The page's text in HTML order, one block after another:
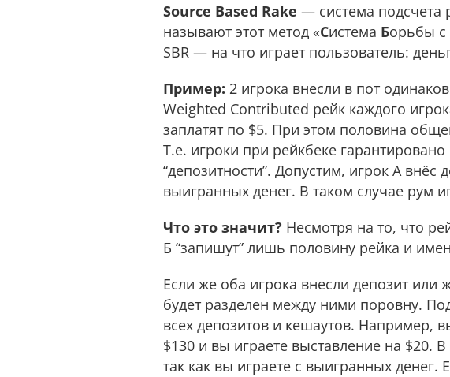
Source Based Rake — система подсчета
называют этот метод «Система Борьбы с
SBR — на что играет пользователь:
Пример: 2 игрока внесли в пот
Weighted Contributed рейк каждого
заплатят по $5. При этом половина
Т.е. игроки при рейкбеке
“депозитности”. Допустим, игрок А внёс
выигранных дeнeг. В таком случае рум
Что это значит? Несмотря на то, что
Б “запишут” лишь половину рейка и
Если же оба игрока внесли депозит
будет разделен между ними поровну.
всех депозитов и кeшaутов. Например,
$130 и вы играете выставление на $20.
так как вы играете с выигранных дeнeг.